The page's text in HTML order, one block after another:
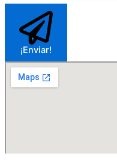
¡Enviar!